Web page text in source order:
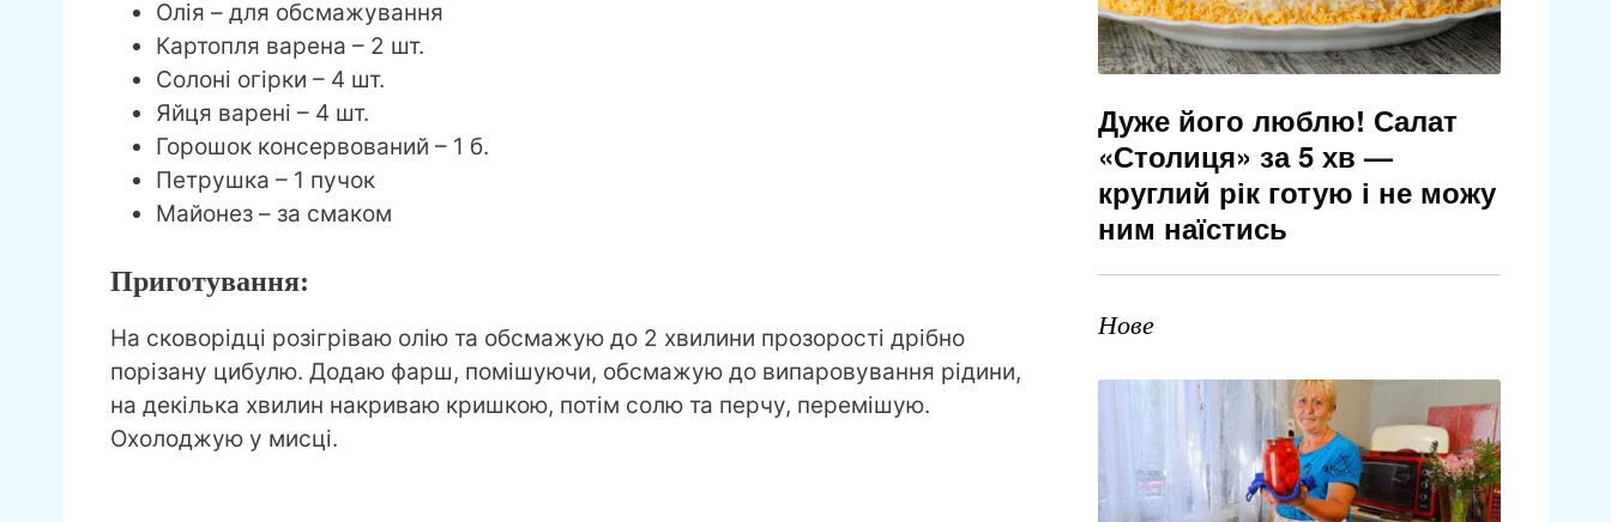
Олія – для обсмажування
Картопля варена – 2 шт.
Солоні огірки – 4 шт.
Яйця варені – 4 шт.
Горошок консервований – 1 б.
Петрушка – 1 пучок
Майонез – за смаком
Приготування:
На сковорідці розігріваю олію та обсмажую до 2 хвилини прозорості дрібно
порізану цибулю. Додаю фарш, помішуючи, обсмажую до випаровування рідини,
на декілька хвилин накриваю кришкою, потім солю та перчу, перемішую.
Охолоджую у мисці.
Дуже його люблю! Салат
«Столиця» за 5 хв —
круглий рік готую і не можу
ним наїстись
Нове